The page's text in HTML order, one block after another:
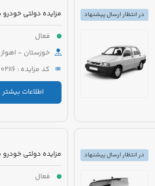
در انتظار ارسال پیشنهاد
فعال
خوزستان - اهواز
کد مزایده : 5421400404002116
اطلاعات بیشتر
در انتظار ارسال پیشنهاد
فعال